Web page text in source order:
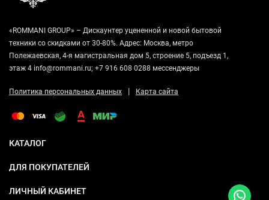
«ROMMANI GROUP» – Дискаунтер уцененной и новой бытовой
техники со скидками от 30-80%. Адрес: Москва, метро
Полежаевская, 4-я магистральная дом 5, строение 5, подъезд 1,
этаж 4 info@rommani.ru; +7 916 608 0288 мессенджеры
Политика персональных данных | Карта сайта
КАТАЛОГ
ДЛЯ ПОКУПАТЕЛЕЙ
ЛИЧНЫЙ КАБИНЕТ